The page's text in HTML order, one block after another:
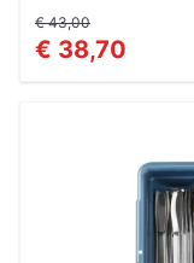
€ 43,00
€ 38,70